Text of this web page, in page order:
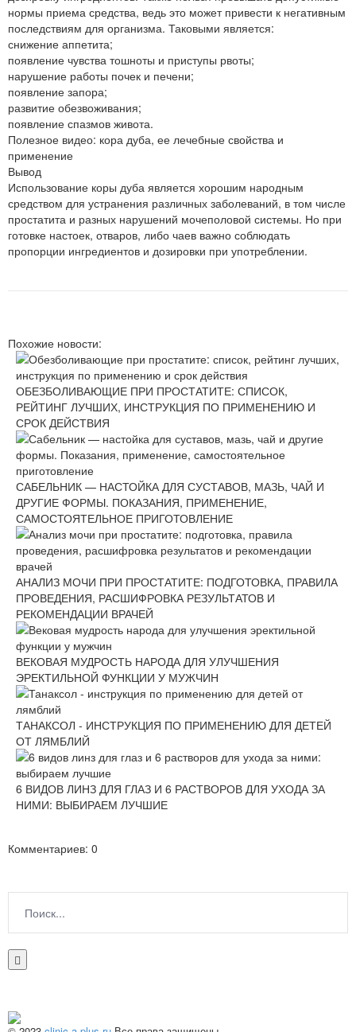
нормы приема средства, ведь это может привести к негативным
последствиям для организма. Таковыми является:
снижение аппетита;
появление чувства тошноты и приступы рвоты;
нарушение работы почек и печени;
появление запора;
развитие обезвоживания;
появление спазмов живота.
Полезное видео: кора дуба, ее лечебные свойства и
применение
Вывод
Использование коры дуба является хорошим народным
средством для устранения различных заболеваний, в том числе
простатита и разных нарушений мочеполовой системы. Но при
готовке настоек, отваров, либо чаев важно соблюдать
пропорции ингредиентов и дозировки при употреблении.
Похожие новости:
ОБЕЗБОЛИВАЮЩИЕ ПРИ ПРОСТАТИТЕ: СПИСОК,
РЕЙТИНГ ЛУЧШИХ, ИНСТРУКЦИЯ ПО ПРИМЕНЕНИЮ И
СРОК ДЕЙСТВИЯ
САБЕЛЬНИК — НАСТОЙКА ДЛЯ СУСТАВОВ, МАЗЬ, ЧАЙ И
ДРУГИЕ ФОРМЫ. ПОКАЗАНИЯ, ПРИМЕНЕНИЕ,
САМОСТОЯТЕЛЬНОЕ ПРИГОТОВЛЕНИЕ
АНАЛИЗ МОЧИ ПРИ ПРОСТАТИТЕ: ПОДГОТОВКА, ПРАВИЛА
ПРОВЕДЕНИЯ, РАСШИФРОВКА РЕЗУЛЬТАТОВ И
РЕКОМЕНДАЦИИ ВРАЧЕЙ
ВЕКОВАЯ МУДРОСТЬ НАРОДА ДЛЯ УЛУЧШЕНИЯ
ЭРЕКТИЛЬНОЙ ФУНКЦИИ У МУЖЧИН
ТАНАКСОЛ - ИНСТРУКЦИЯ ПО ПРИМЕНЕНИЮ ДЛЯ ДЕТЕЙ
ОТ ЛЯМБЛИЙ
6 ВИДОВ ЛИНЗ ДЛЯ ГЛАЗ И 6 РАСТВОРОВ ДЛЯ УХОДА ЗА
НИМИ: ВЫБИРАЕМ ЛУЧШИЕ
Комментариев: 0